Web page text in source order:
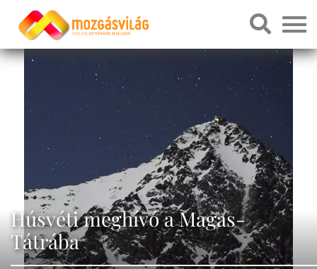
Húsvéti meghívó a Magas-
Tátrába